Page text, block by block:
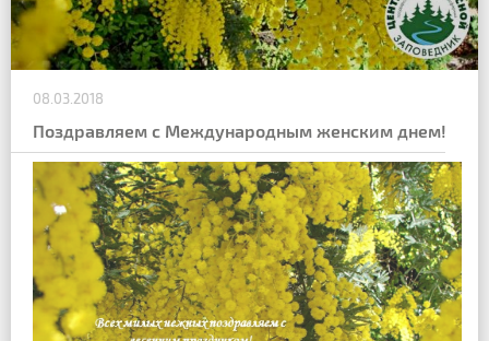
08.03.2018
Поздравляем с Международным женским днем!